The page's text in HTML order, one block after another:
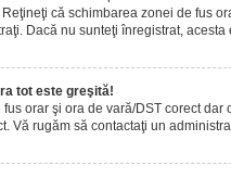
că schimbarea zonei de fus
Dacă nu sunteţi înregistrat, acesta
tot este greşită!
orar şi ora de vară/DST corect
Vă rugăm să contactaţi un